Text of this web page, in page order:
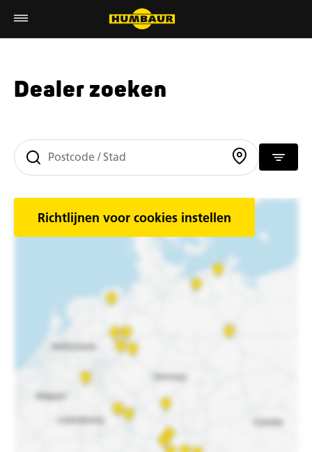
Dealer zoeken
Richtlijnen voor cookies instellen